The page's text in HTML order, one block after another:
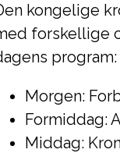
kongelige
forskellige
program:
Morgen:
Formiddag:
Middag: